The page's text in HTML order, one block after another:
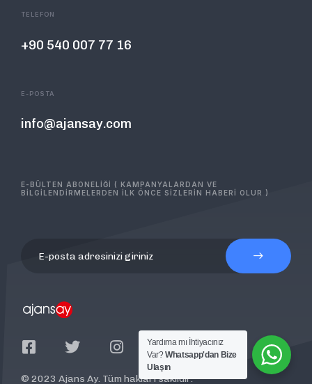
TELEFON
+90 540 007 77 16
E-POSTA
info@ajansay.com
E-BÜLTEN ABONELİĞİ ( KAMPANYALARDAN VE
BİLGİLENDİRMELERDEN İLK ÖNCE SİZLERİN HABERİ OLUR )
© 2023 Ajans Ay. Tüm hakları saklıdır.
Yardıma mı İhtiyacınız
Var?Whatsapp'dan Bize
Ulaşın